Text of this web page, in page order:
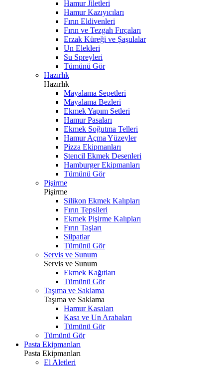
Hamur Jiletleri
Hamur Kazıyıcıları
Fırın Eldivenleri
Fırın ve Tezgah Fırçaları
Erzak Küreği ve Şaşulalar
Un Elekleri
Su Spreyleri
Tümünü Gör
Hazırlık
Hazırlık
Mayalama Sepetleri
Mayalama Bezleri
Ekmek Yapım Setleri
Hamur Pasaları
Ekmek Soğutma Telleri
Hamur Açma Yüzeyler
Pizza Ekipmanları
Stencil Ekmek Desenleri
Hamburger Ekipmanları
Tümünü Gör
Pişirme
Pişirme
Silikon Ekmek Kalıpları
Fırın Tepsileri
Ekmek Pişirme Kalıpları
Fırın Taşları
Silpatlar
Tümünü Gör
Servis ve Sunum
Servis ve Sunum
Ekmek Kağıtları
Tümünü Gör
Taşıma ve Saklama
Taşıma ve Saklama
Hamur Kasaları
Kasa ve Un Arabaları
Tümünü Gör
Tümünü Gör
Pasta Ekipmanları
Pasta Ekipmanları
El Aletleri